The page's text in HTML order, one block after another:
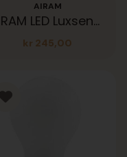
AIRAM
AIRAM LED Luxsensor A60 FLM E27 4,5W 827 470lm
kr 245,00